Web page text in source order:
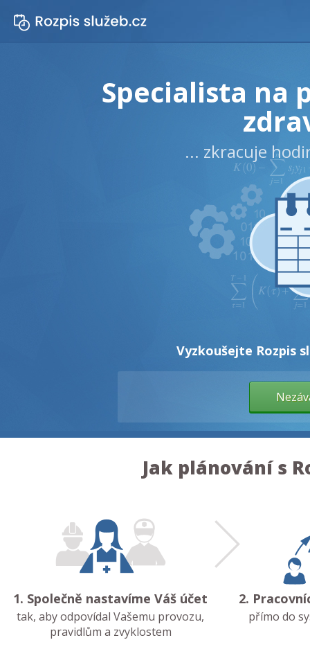
Specialista na
... zkracuje
Vyzkoušejte Rozpis
Jak plánování s
1. Společně nastavíme Váš účet
tak, aby odpovídal Vašemu provozu,
pravidlům a zvyklostem
2.
přímo do